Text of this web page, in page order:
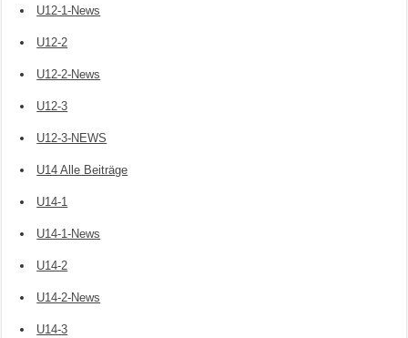
U12-1-News
U12-2
U12-2-News
U12-3
U12-3-NEWS
U14 Alle Beiträge
U14-1
U14-1-News
U14-2
U14-2-News
U14-3